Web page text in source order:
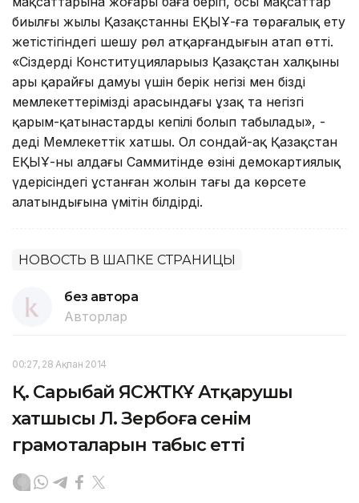
биылғы жылы Қазақстанның ЕҚЫҰ-ға төрағалық ету
жетістігіндегі шешу рөл атқарғандығын атап өтті.
«Сіздердің Конституцияларыңыз Қазақстан халқының
ары қарайғы дамуы үшін берік негізі мен біздің
мемлекеттеріміздің арасындағы ұзақ та негізгі
қарым-қатынастардың кепілі болып табылады», -
деді Мемлекеттік хатшы. Ол сондай-ақ Қазақстан
ЕҚЫҰ-ның алдағы Саммитінде өзінің демокартиялық
үдерісіндегі ұстанған жолын тағы да көрсете
алатындығына үмітін білдірді.
НОВОСТЬ В ШАПКЕ СТРАНИЦЫ
без автора
Авторлар
00:27, 28 Ақпан 2014
Қ. Сарыбай ЯСЖТКҰ Атқарушы
хатшысы Л. Зербоға сенім
грамоталарын табыс етті